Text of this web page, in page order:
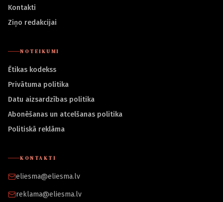
Kontakti
Ziņo redakcijai
NOTEIKUMI
Ētikas kodekss
Privātuma politika
Datu aizsardzības politika
Abonēšanas un atcelšanas politika
Politiskā reklāma
KONTAKTI
eliesma@eliesma.lv
reklama@eliesma.lv